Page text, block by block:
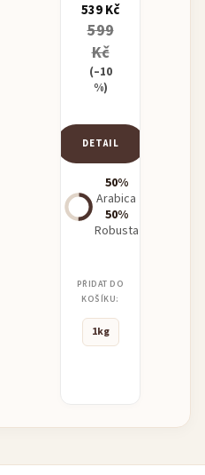
539 Kč
599
Kč
(–10
%)
DETAIL
50%
Arabica
50%
Robusta
PŘIDAT DO
KOŠÍKU:
1kg